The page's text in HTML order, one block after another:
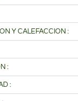
Y CALEFACCION :
:
: